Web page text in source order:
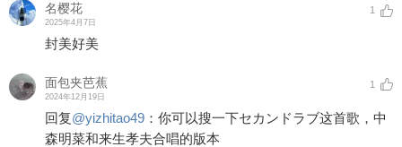
名樱花
2025年4月7日
1
封美好美
面包夹芭蕉
2024年12月19日
1
回复@yizhitao49 ： 你可以搜一下セカンドラブ这首歌，中
森明菜和来生孝夫合唱的版本